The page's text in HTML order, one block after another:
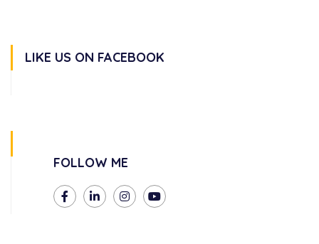
LIKE US ON FACEBOOK
FOLLOW ME